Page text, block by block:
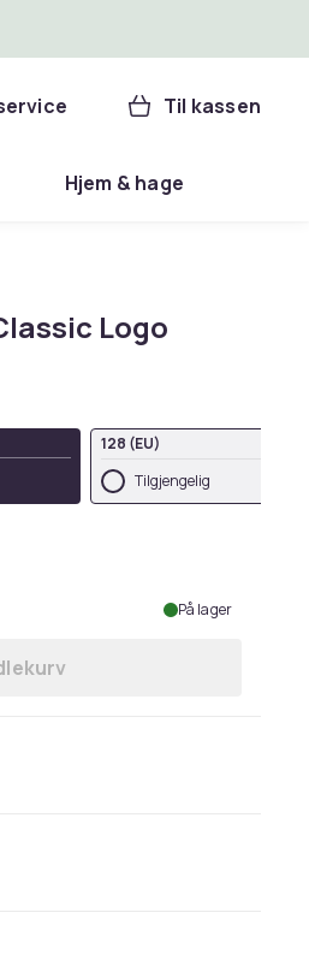
Til kassen
Hjem & hage
Logo
128 (EU)
Tilgjengelig
På lager
NASA Childrens/Kids Classic